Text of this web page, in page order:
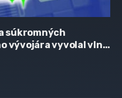
súkromných
vývojára vyvolal vlnu